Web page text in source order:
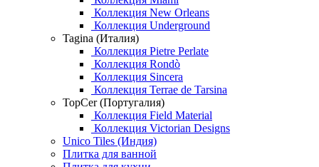
Коллекция New Orleans
Коллекция Underground
Tagina (Италия)
Коллекция Pietre Perlate
Коллекция Rondò
Коллекция Sincera
Коллекция Terrae de Tarsina
TopCer (Португалия)
Коллекция Field Material
Коллекция Victorian Designs
Unico Tiles (Индия)
Плитка для ванной